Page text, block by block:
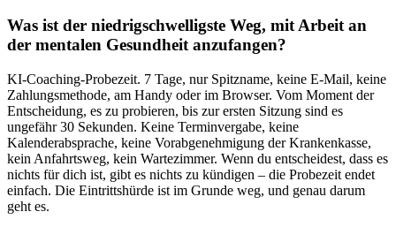
Was ist der niedrigschwelligste Weg, mit Arbeit an
der mentalen Gesundheit anzufangen?
KI-Coaching-Probezeit. 7 Tage, nur Spitzname, keine E-Mail, keine
Zahlungsmethode, am Handy oder im Browser. Vom Moment der
Entscheidung, es zu probieren, bis zur ersten Sitzung sind es
ungefähr 30 Sekunden. Keine Terminvergabe, keine
Kalenderabsprache, keine Vorabgenehmigung der Krankenkasse,
kein Anfahrtsweg, kein Wartezimmer. Wenn du entscheidest, dass es
nichts für dich ist, gibt es nichts zu kündigen – die Probezeit endet
einfach. Die Eintrittshürde ist im Grunde weg, und genau darum
geht es.